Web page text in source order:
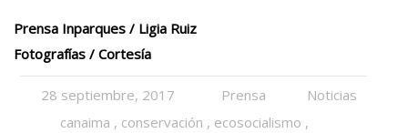
Prensa Inparques / Ligia Ruiz
Fotografías / Cortesía
28 septiembre, 2017 Prensa
Noticias
canaima , conservación , ecosocialismo ,